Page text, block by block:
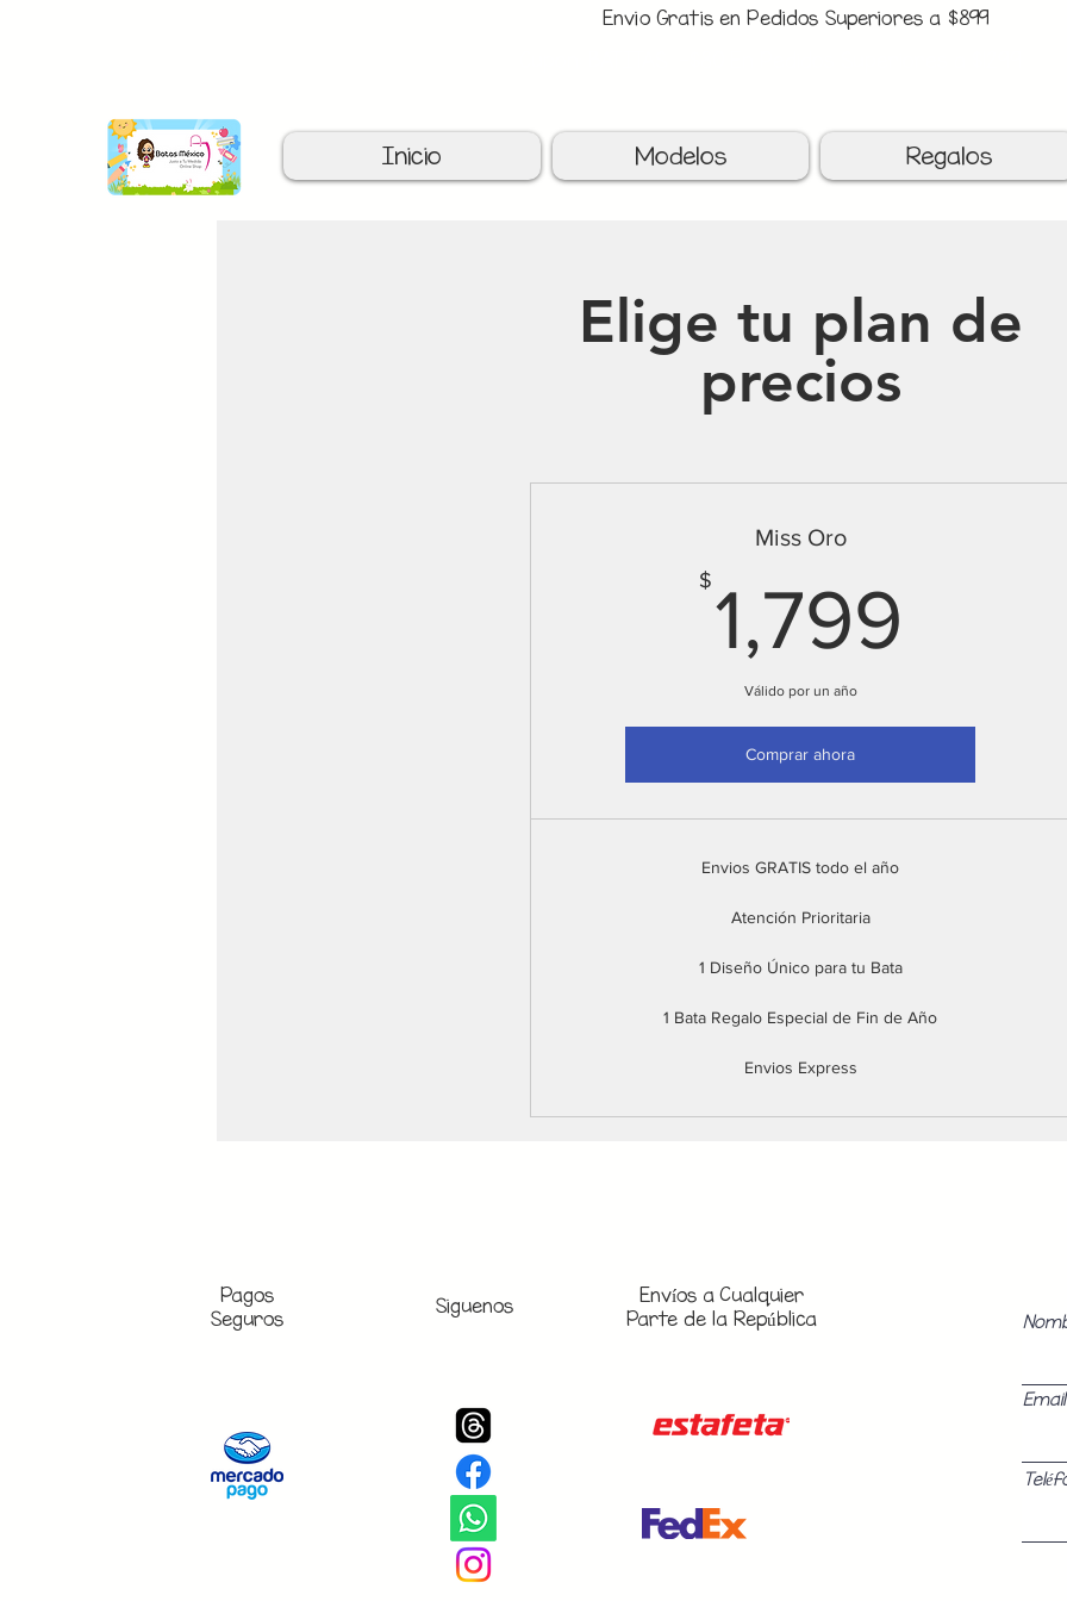
Envio Gratis en Pedidos Superiores a $899
Inicio Modelos Regalos
Elige tu plan de
precios
Miss Oro
$ 1,799
Válido por un año
Comprar ahora
Envios GRATIS todo el año
Atención Prioritaria
1 Diseño Único para tu Bata
1 Bata Regalo Especial de Fin de Año
Envios Express
Siguenos Envíos aCualquier
Parte de la República
Pagos
Seguros
Email